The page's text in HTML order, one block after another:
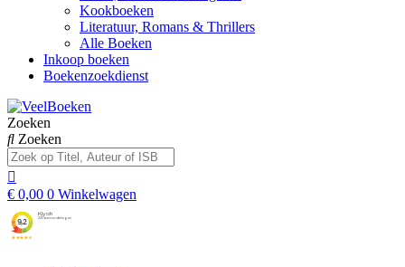
Kookboeken
Literatuur, Romans & Thrillers
Alle Boeken
Inkoop boeken
Boekenzoekdienst
Zoeken
Zoeken
€ 0,00 0 Winkelwagen